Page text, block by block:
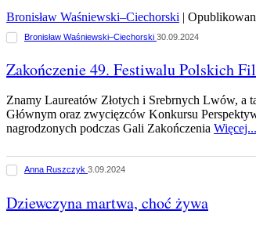
Bronisław Waśniewski–Ciechorski |
Bronisław Waśniewski–Ciechorski 30.09.2024
Zakończenie 49. Festiwalu Polskich
Znamy Laureatów Złotych i Srebrnych Lwów, a
Głównym oraz zwycięzców Konkursu
nagrodzonych podczas Gali Zakończenia Więcej...
Anna Ruszczyk 3.09.2024
Dziewczyna martwa, choć żywa